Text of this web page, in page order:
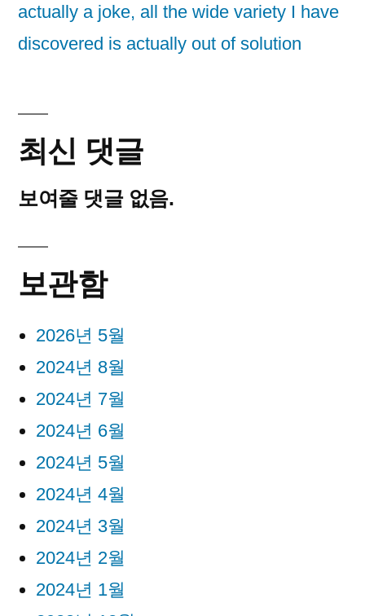
actually a joke, all the wide variety I have
discovered is actually out of solution
최신 댓글
보여줄 댓글 없음.
보관함
2026년 5월
2024년 8월
2024년 7월
2024년 6월
2024년 5월
2024년 4월
2024년 3월
2024년 2월
2024년 1월